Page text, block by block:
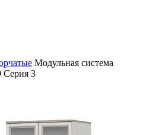
Модульная система
3